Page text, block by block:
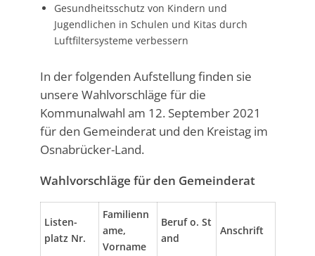
Gesundheitsschutz von Kindern und
Jugendlichen in Schulen und Kitas durch
Luftfiltersysteme verbessern
In der folgenden Aufstellung finden sie
unsere Wahlvorschläge für die
Kommunalwahl am 12. September 2021
für den Gemeinderat und den Kreistag im
Osnabrücker-Land.
Wahlvorschläge für den Gemeinderat
Listen-
platz Nr.
Familienn
ame,
Vorname
Beruf o. St
and
Anschrift